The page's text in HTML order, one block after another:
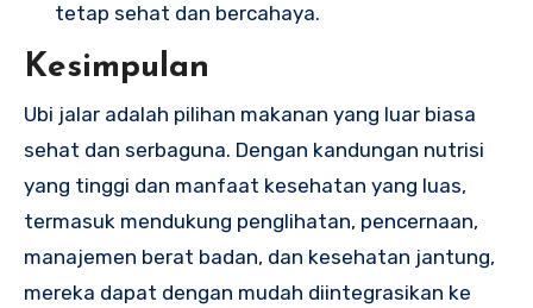
tetap sehat dan bercahaya.
Kesimpulan
Ubi jalar adalah pilihan makanan yang luar biasa
sehat dan serbaguna. Dengan kandungan nutrisi
yang tinggi dan manfaat kesehatan yang luas,
termasuk mendukung penglihatan, pencernaan,
manajemen berat badan, dan kesehatan jantung,
mereka dapat dengan mudah diintegrasikan ke